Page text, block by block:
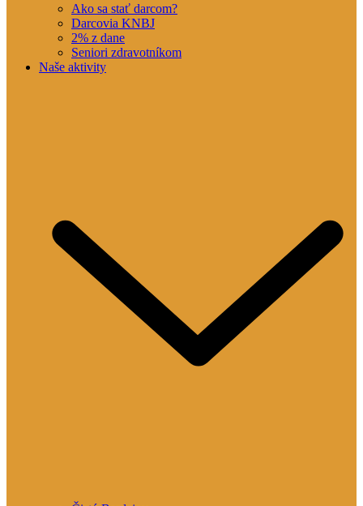
Ako sa stať darcom?
Darcovia KNBJ
2% z dane
Seniori zdravotníkom
Naše aktivity